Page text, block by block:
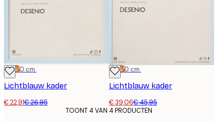
-15%*
30x40 cm
Lichtblauw kader
€ 22,91€ 26,95
-15%*
50x70 cm
Lichtblauw kader
€ 39,06€ 45,95
TOONT 4 VAN 4 PRODUCTEN